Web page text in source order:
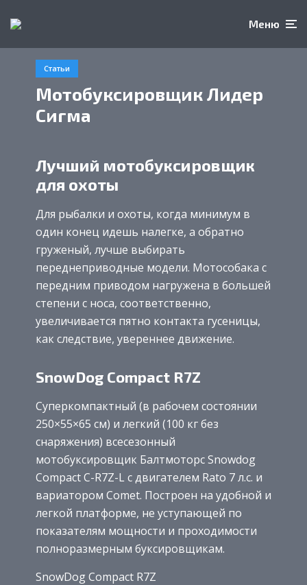
Меню
Статьи
Мотобуксировщик Лидер
Сигма
Лучший мотобуксировщик
для охоты
Для рыбалки и охоты, когда минимум в
один конец идешь налегке, а обратно
груженый, лучше выбирать
переднеприводные модели. Мотособака с
передним приводом нагружена в большей
степени с носа, соответственно,
увеличивается пятно контакта гусеницы,
как следствие, увереннее движение.
SnowDog Compact R7Z
Суперкомпактный (в рабочем состоянии
250×55×65 см) и легкий (100 кг без
снаряжения) всесезонный
мотобуксировщик Балтмоторс Snowdog
Compact С-R7Z-L с двигателем Rato 7 л.с. и
вариатором Comet. Построен на удобной и
легкой платформе, не уступающей по
показателям мощности и проходимости
полноразмерным буксировщикам.
SnowDog Compact R7Z